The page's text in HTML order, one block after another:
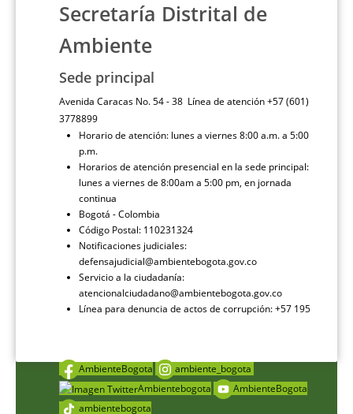
Secretaría Distrital de
Ambiente
Sede principal
Avenida Caracas No. 54 - 38 Línea de atención +57 (601)
3778899
Horario de atención: lunes a viernes 8:00 a.m. a 5:00
p.m.
Horarios de atención presencial en la sede principal:
lunes a viernes de 8:00am a 5:00 pm, en jornada
continua
Bogotá - Colombia
Código Postal: 110231324
Notificaciones judiciales:
defensajudicial@ambientebogota.gov.co
Servicio a la ciudadanía:
atencionalciudadano@ambientebogota.gov.co
Línea para denuncia de actos de corrupción: +57 195
AmbienteBogota
ambiente_bogota
Ambientebogota
AmbienteBogota
ambientebogota